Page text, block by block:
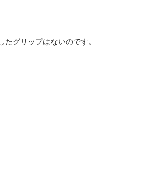
グリップはないのです。